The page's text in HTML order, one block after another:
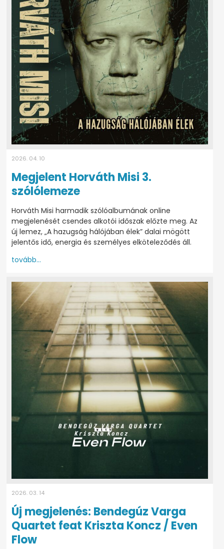
2026. 04. 10
Megjelent Horváth Misi 3.
szólólemeze
Horváth Misi harmadik szólóalbumának online
megjelenését csendes alkotói időszak előzte meg. Az
új lemez, „A hazugság hálójában élek” dalai mögött
jelentős idő, energia és személyes elköteleződés áll.
tovább...
2026. 03. 14
Új megjelenés: Bendegúz Varga
Quartet feat Kriszta Koncz / Even
Flow